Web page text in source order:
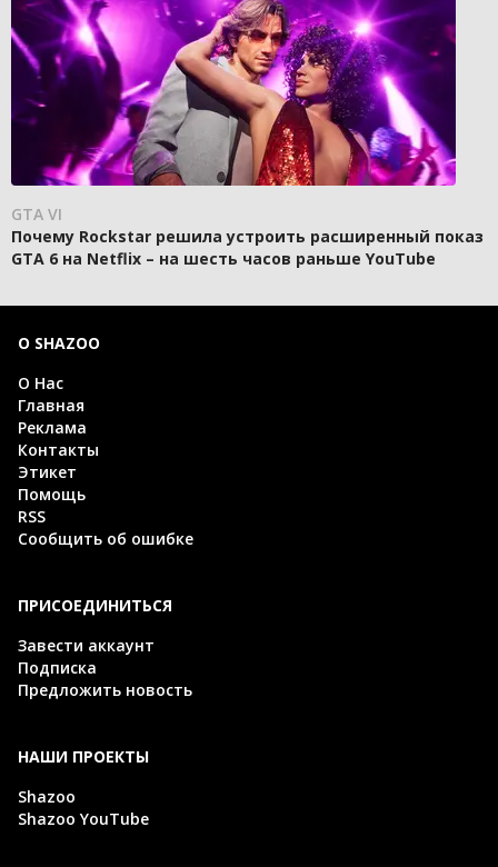
GTA VI
Почему Rockstar решила устроить расширенный показ
GTA 6 на Netflix – на шесть часов раньше YouTube
О SHAZOO
О Нас
Главная
Реклама
Контакты
Этикет
Помощь
RSS
Сообщить об ошибке
ПРИСОЕДИНИТЬСЯ
Завести аккаунт
Подписка
Предложить новость
НАШИ ПРОЕКТЫ
Shazoo
Shazoo YouTube